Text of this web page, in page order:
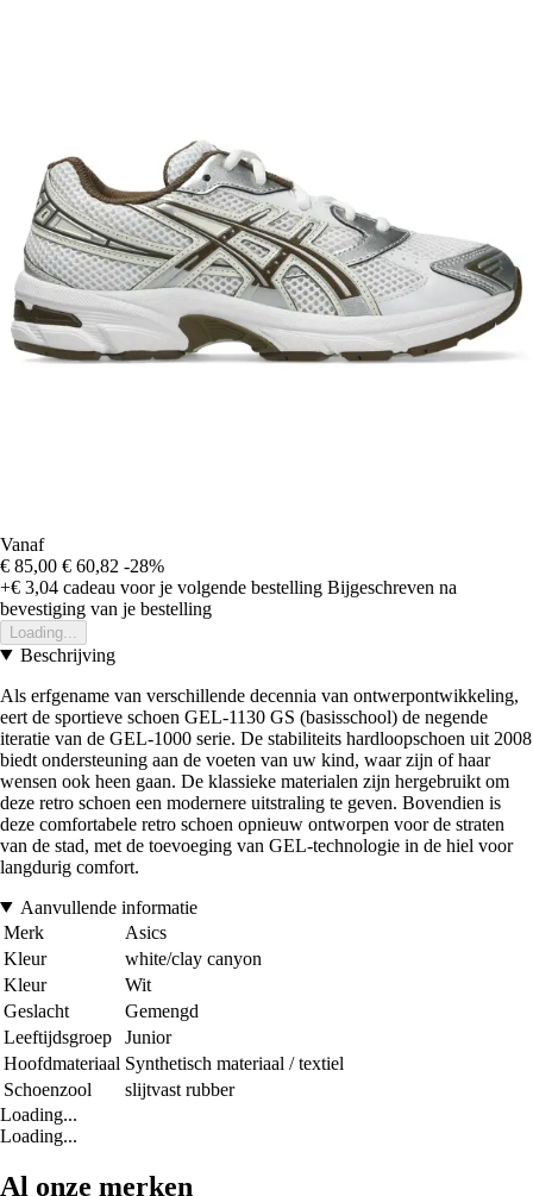
Vanaf
€ 85,00 € 60,82 -28%
+€ 3,04 cadeau voor je volgende bestelling Bijgeschreven na
bevestiging van je bestelling
Loading...
Beschrijving
Als erfgename van verschillende decennia van ontwerpontwikkeling,
eert de sportieve schoen GEL-1130 GS (basisschool) de negende
iteratie van de GEL-1000 serie. De stabiliteits hardloopschoen uit 2008
biedt ondersteuning aan de voeten van uw kind, waar zijn of haar
wensen ook heen gaan. De klassieke materialen zijn hergebruikt om
deze retro schoen een modernere uitstraling te geven. Bovendien is
deze comfortabele retro schoen opnieuw ontworpen voor de straten
van de stad, met de toevoeging van GEL-technologie in de hiel voor
langdurig comfort.
Aanvullende informatie
Merk
Asics
Kleur
white/clay canyon
Kleur
Wit
Geslacht
Gemengd
Leeftijdsgroep
Junior
Hoofdmateriaal Synthetisch materiaal / textiel
Schoenzool
slijtvast rubber
Loading...
Loading...
Al onze merken